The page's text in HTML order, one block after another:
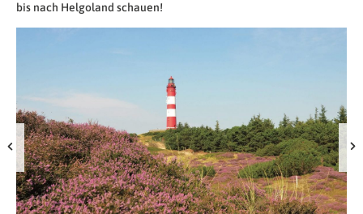
bis nach Helgoland schauen!